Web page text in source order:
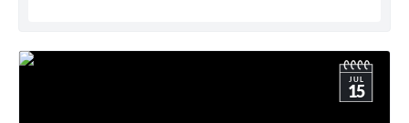
JUL
15